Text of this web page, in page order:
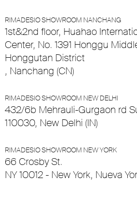
RIMADESIO SHOWROOM NANCHANG
1st&2nd floor, Huahao
Center, No. 1391 Honggu
Honggutan District
, Nanchang (CN)
RIMADESIO SHOWROOM NEW DELHI
432/6b Mehrauli-Gurgaon rd
110030, New Delhi (IN)
RIMADESIO SHOWROOM NEW YORK
66 Crosby St.
NY 10012 - New York, Nueva